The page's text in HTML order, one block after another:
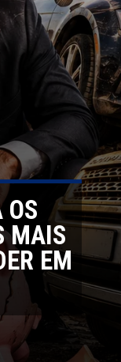
OS
MAIS
EM